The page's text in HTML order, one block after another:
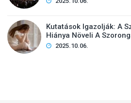
Kutatások Igazolják: A
Hiánya Növeli A
2025.10.06.